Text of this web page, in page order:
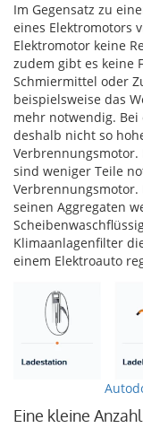
Im Gegensatz zu
eines Elektromotors
Elektromotor keine
zudem gibt es keine
Schmiermittel oder
beispielsweise das
mehr notwendig.
deshalb nicht so
Verbrennungsmotor.
sind weniger Teile
seinen Aggregaten
Klimaanlagenfilter
einem Elektroauto
Eine kleine